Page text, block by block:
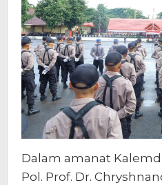
Dalam amanat
Pol. Prof. Dr.